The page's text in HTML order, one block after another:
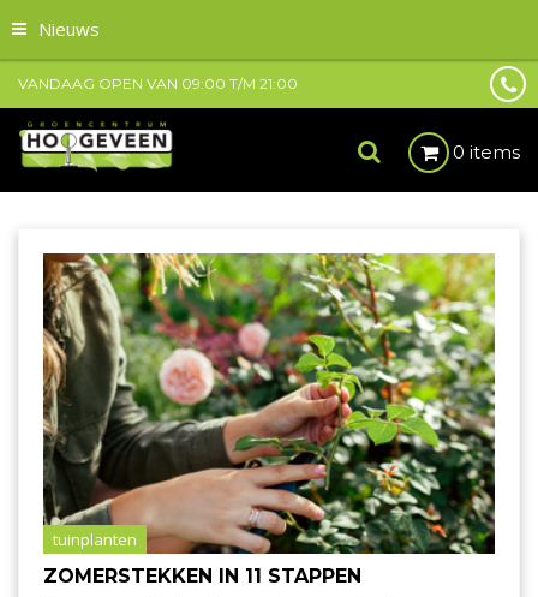
Nieuws
VANDAAG OPEN VAN 09:00 T/M 21:00
0 items
tuinplanten
ZOMERSTEKKEN IN 11 STAPPEN